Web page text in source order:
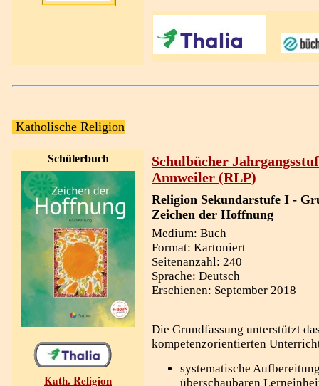
Katholische Religion
Schülerbuch
Kath. Religion
Schulbücher
Annweiler (RLP)
Religion Sekundarstufe I -
Zeichen der Hoffnung
Medium: Buch
Format: Kartoniert
Seitenanzahl: 240
Sprache: Deutsch
Erschienen: September 2018
Die Grundfassung unterstützt
kompetenzorientierten
systematische
überschaubaren